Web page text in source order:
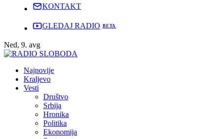
KONTAKT
GLEDAJ RADIO
Ned, 9. avg
Najnovije
Kraljevo
Vesti
Društvo
Srbija
Hronika
Politika
Ekonomija